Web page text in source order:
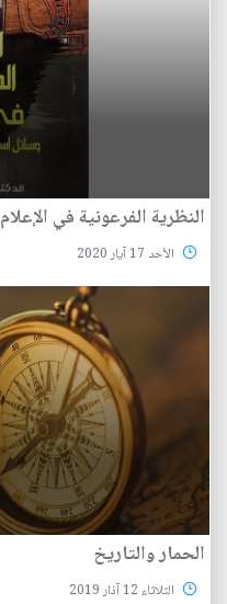
النظرية الفرعونية في الإعلام
الأحد 17 آيار 2020
الحمار والتاريخ
الثلاثاء 12 آذار 2019